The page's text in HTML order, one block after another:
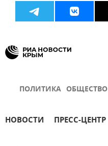
ПОЛИТИКА ОБЩЕСТВО
НОВОСТИ ПРЕСС-ЦЕНТР